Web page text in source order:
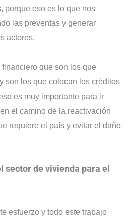
porque eso es lo que nos
las preventas y generar
actores.
que son los que
son los que colocan los créditos
es muy importante para ir
el camino de la reactivación
requiere el país y evitar el daño
sector de vivienda para el
esfuerzo y todo este trabajo